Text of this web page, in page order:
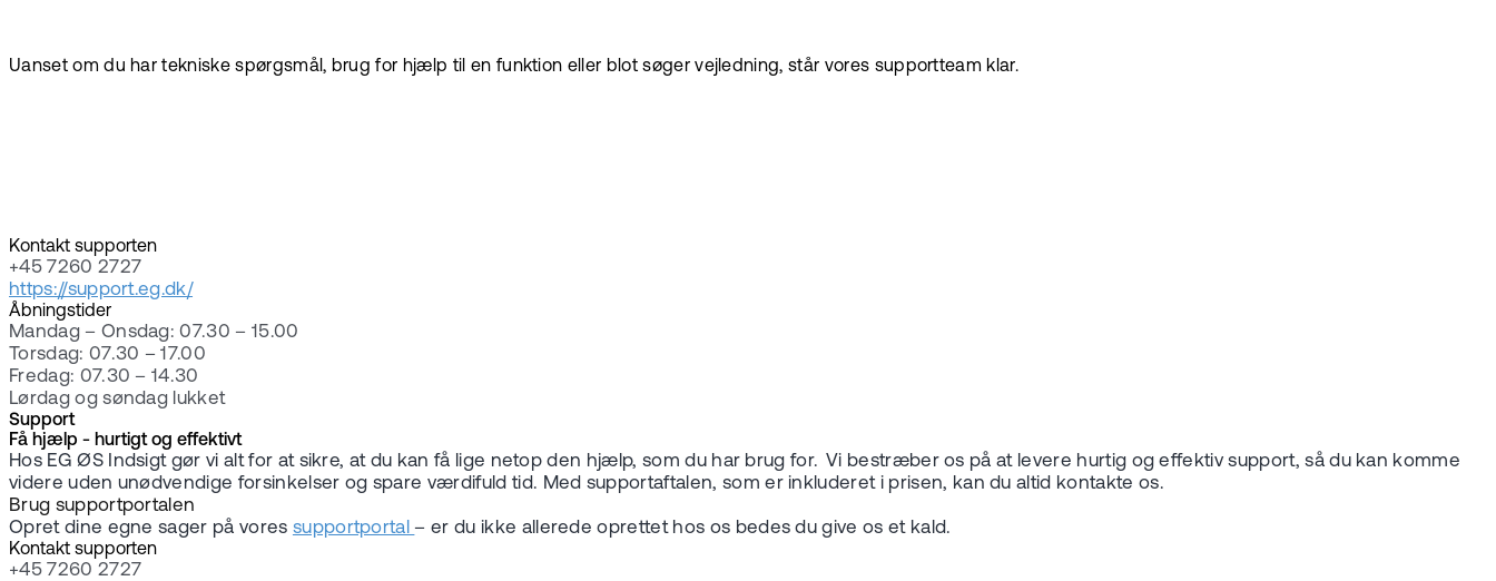
Uanset om du har tekniske spørgsmål, brug for hjælp til en funktion eller blot søger vejledning, står vores supportteam klar.
Kontakt supporten
+45 7260 2727
https://support.eg.dk/
Åbningstider
Mandag – Onsdag: 07.30 – 15.00
Torsdag: 07.30 – 17.00
Fredag: 07.30 – 14.30
Lørdag og søndag lukket
Support
Få hjælp - hurtigt og effektivt
Hos EG ØS Indsigt gør vi alt for at sikre, at du kan få lige netop den hjælp, som du har brug for. Vi bestræber os på at levere hurtig og effektiv support, så du kan komme
videre uden unødvendige forsinkelser og spare værdifuld tid. Med supportaftalen, som er inkluderet i prisen, kan du altid kontakte os.
Brug supportportalen
Opret dine egne sager på vores supportportal– er du ikke allerede oprettet hos os bedes du give os et kald.
Kontakt supporten
+45 7260 2727